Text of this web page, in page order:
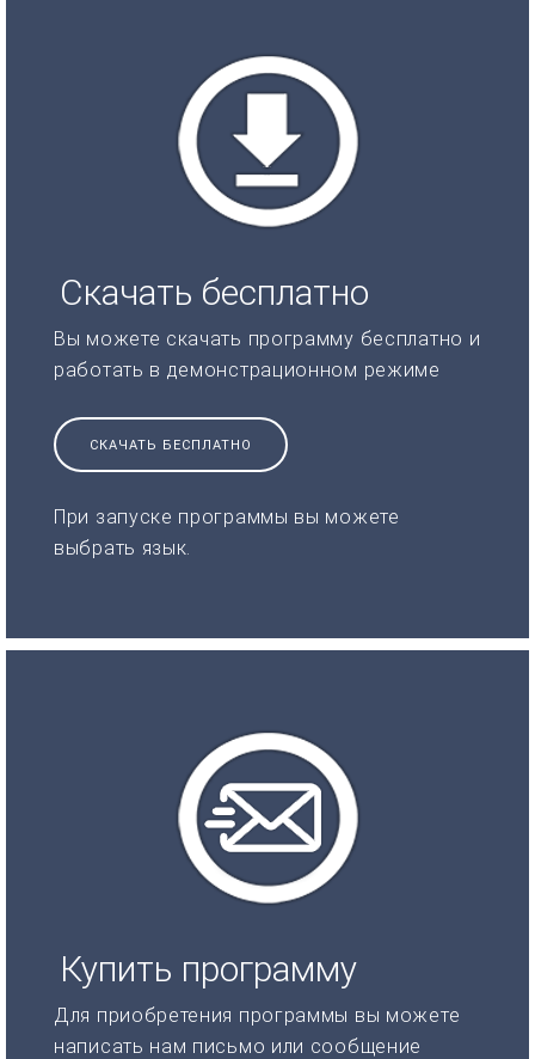
Скачать бесплатно
Вы можете скачать программу бесплатно и
работать в демонстрационном режиме
СКАЧАТЬ БЕСПЛАТНО
При запуске программы вы можете
выбрать язык.
Купить программу
Для приобретения программы вы можете
написать нам письмо или сообщение